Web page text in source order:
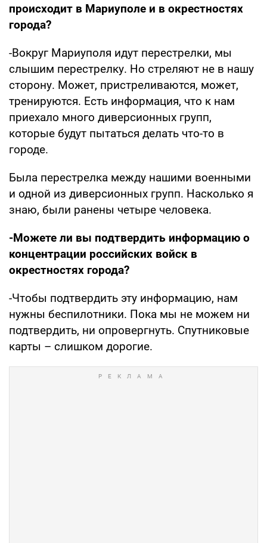
происходит в Мариуполе и в окрестностях
города?
-Вокруг Мариуполя идут перестрелки, мы
слышим перестрелку. Но стреляют не в нашу
сторону. Может, пристреливаются, может,
тренируются. Есть информация, что к нам
приехало много диверсионных групп,
которые будут пытаться делать что-то в
городе.
Была перестрелка между нашими военными
и одной из диверсионных групп. Насколько я
знаю, были ранены четыре человека.
-Можете ли вы подтвердить информацию о
концентрации российских войск в
окрестностях города?
-Чтобы подтвердить эту информацию, нам
нужны беспилотники. Пока мы не можем ни
подтвердить, ни опровергнуть. Спутниковые
карты – слишком дорогие.